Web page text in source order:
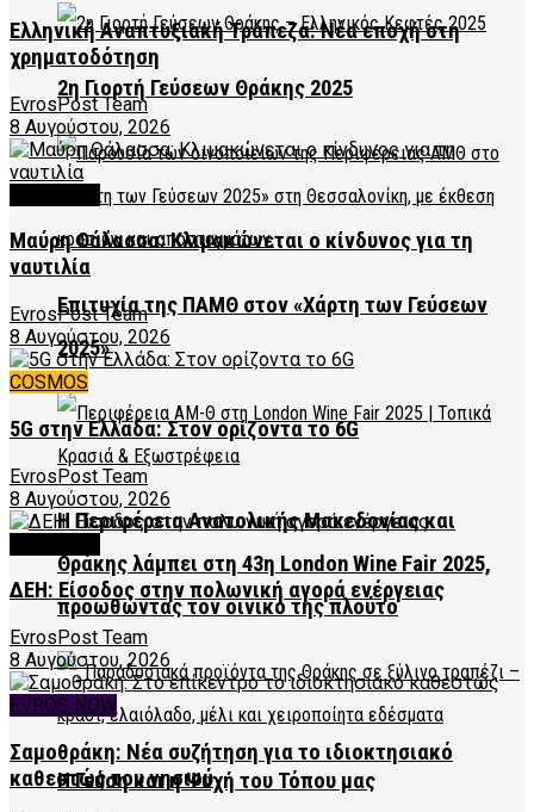
2η Γιορτή Γεύσεων Θράκης 2025
Επιτυχία της ΠΑΜΘ στον «Χάρτη των Γεύσεων
2025»
Η Περιφέρεια Ανατολικής Μακεδονίας και
Θράκης λάμπει στη 43η London Wine Fair 2025,
προωθώντας τον οινικό της πλούτο
Η Γεύση και η Ψυχή του Τόπου μας
Ελληνική Αναπτυξιακή Τράπεζα: Νέα εποχή στη
χρηματοδότηση
EvrosPost Team
8 Αυγούστου, 2026
Μαύρη Θάλασσα: Κλιμακώνεται ο κίνδυνος για τη
ναυτιλία
EvrosPost Team
8 Αυγούστου, 2026
COSMOS
5G στην Ελλάδα: Στον ορίζοντα το 6G
EvrosPost Team
8 Αυγούστου, 2026
ΔΕΗ: Είσοδος στην πολωνική αγορά ενέργειας
EvrosPost Team
8 Αυγούστου, 2026
EVROS NOW
Σαμοθράκη: Νέα συζήτηση για το ιδιοκτησιακό
καθεστώς του νησιού